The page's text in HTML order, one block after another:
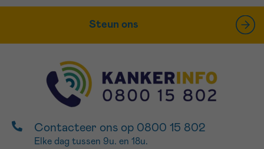
Steun ons
Contacteer ons op 0800 15 802
Elke dag tussen 9u. en 18u.